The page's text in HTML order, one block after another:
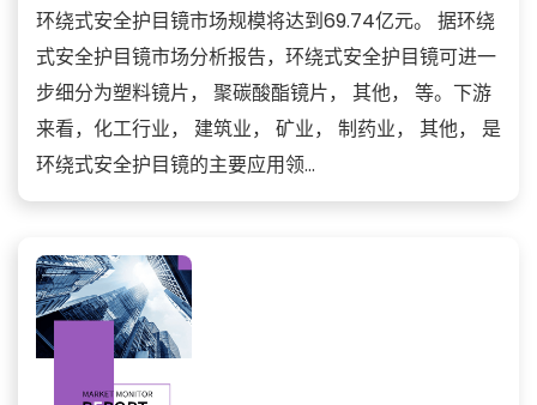
环绕式安全护目镜市场规模将达到69.74亿元。 据环绕
式安全护目镜市场分析报告，环绕式安全护目镜可进一
步细分为塑料镜片， 聚碳酸酯镜片， 其他， 等。下游
来看，化工行业， 建筑业， 矿业， 制药业， 其他， 是
环绕式安全护目镜的主要应用领...